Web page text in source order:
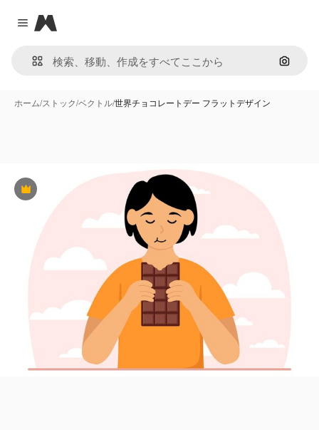
Close menu
Magnific
画像で
ホーム/ストック/ベクトル/世界チョコレートデー フラットデザイン
Premium